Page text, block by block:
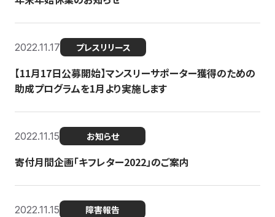
2022.11.17 プレスリリース
【11月17日公募開始】マンスリーサポーター獲得のための
助成プログラムを1月より実施します
2022.11.15 お知らせ
寄付月間企画「キフレター2022」のご案内
2022.11.15 障害報告